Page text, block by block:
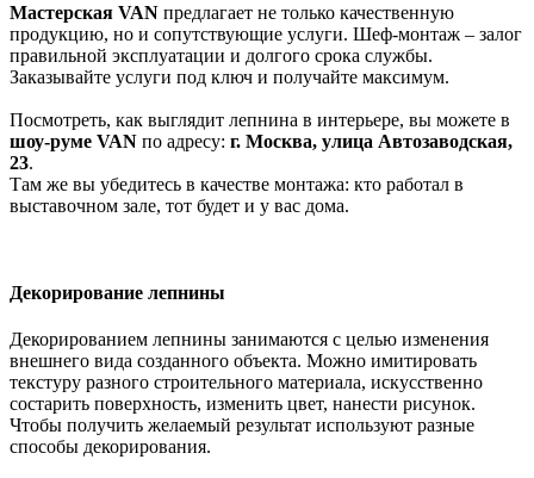
Мастерская VAN предлагает не только качественную
продукцию, но и сопутствующие услуги. Шеф-монтаж – залог
правильной эксплуатации и долгого срока службы.
Заказывайте услуги под ключ и получайте максимум.
Посмотреть, как выглядит лепнина в интерьере, вы можете в
шоу-руме VAN по адресу: г. Москва, улица Автозаводская,
23.
Там же вы убедитесь в качестве монтажа: кто работал в
выставочном зале, тот будет и у вас дома.
Декорирование лепнины
Декорированием лепнины занимаются с целью изменения
внешнего вида созданного объекта. Можно имитировать
текстуру разного строительного материала, искусственно
состарить поверхность, изменить цвет, нанести рисунок.
Чтобы получить желаемый результат используют разные
способы декорирования.